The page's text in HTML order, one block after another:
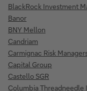
BlackRock Investment
Banor
BNY Mellon
Candriam
Carmignac Risk
Capital Group
Castello SGR
Columbia Threadneedle